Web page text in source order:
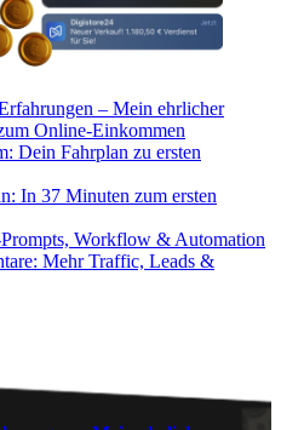
– Mein ehrlicher
Online-Einkommen
Dein Fahrplan zu ersten
In 37 Minuten zum ersten
Workflow & Automation
Mehr Traffic, Leads &